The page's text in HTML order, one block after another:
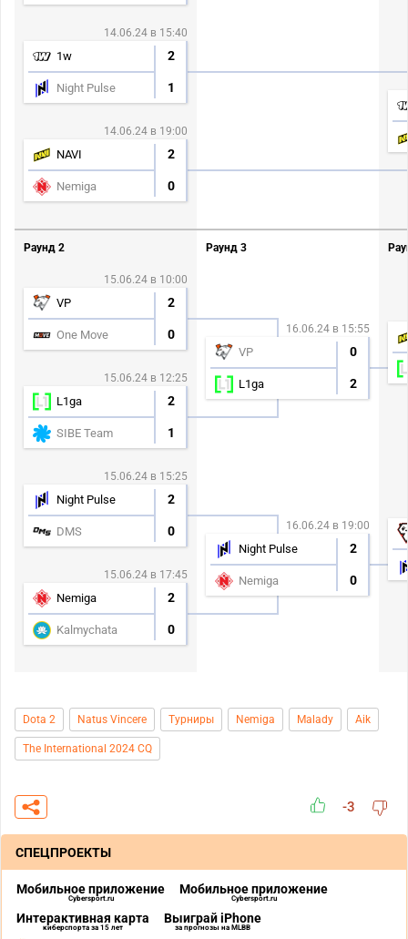
14.06.24 в 15:40
1w 2
Night Pulse 1
14.06.24 в 19:00
NAVI 2
Nemiga 0
Раунд 2
15.06.24 в 10:00
VP 2
One Move 0
15.06.24 в 12:25
L1ga 2
SIBE Team 1
15.06.24 в 15:25
Night Pulse 2
DMS 0
15.06.24 в 17:45
Nemiga 2
Kalmychata 0
Раунд 3
16.06.24 в 15:55
VP 0
L1ga 2
16.06.24 в 19:00
Night Pulse 2
Nemiga 0
Dota 2 Natus Vincere Турниры Nemiga Malady Aik
The International 2024 CQ
-3
СПЕЦПРОЕКТЫ
Мобильное приложение
Cybersport.ru
Мобильное приложение
Cybersport.ru
Интерактивная карта
киберспорта за 15 лет
Выиграй iPhone
за прогнозы на MLBB